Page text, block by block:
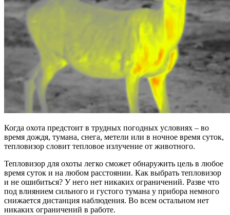
Когда охота предстоит в трудных погодных условиях – во
время дождя, тумана, снега, метели или в ночное время суток,
тепловизор словит тепловое излучение от животного.
Тепловизор для охоты легко сможет обнаружить цель в любое
время суток и на любом расстоянии. Как выбрать тепловизор
и не ошибиться? У него нет никаких ограничений. Разве что
под влиянием сильного и густого тумана у прибора немного
снижается дистанция наблюдения. Во всем остальном нет
никаких ограничений в работе.